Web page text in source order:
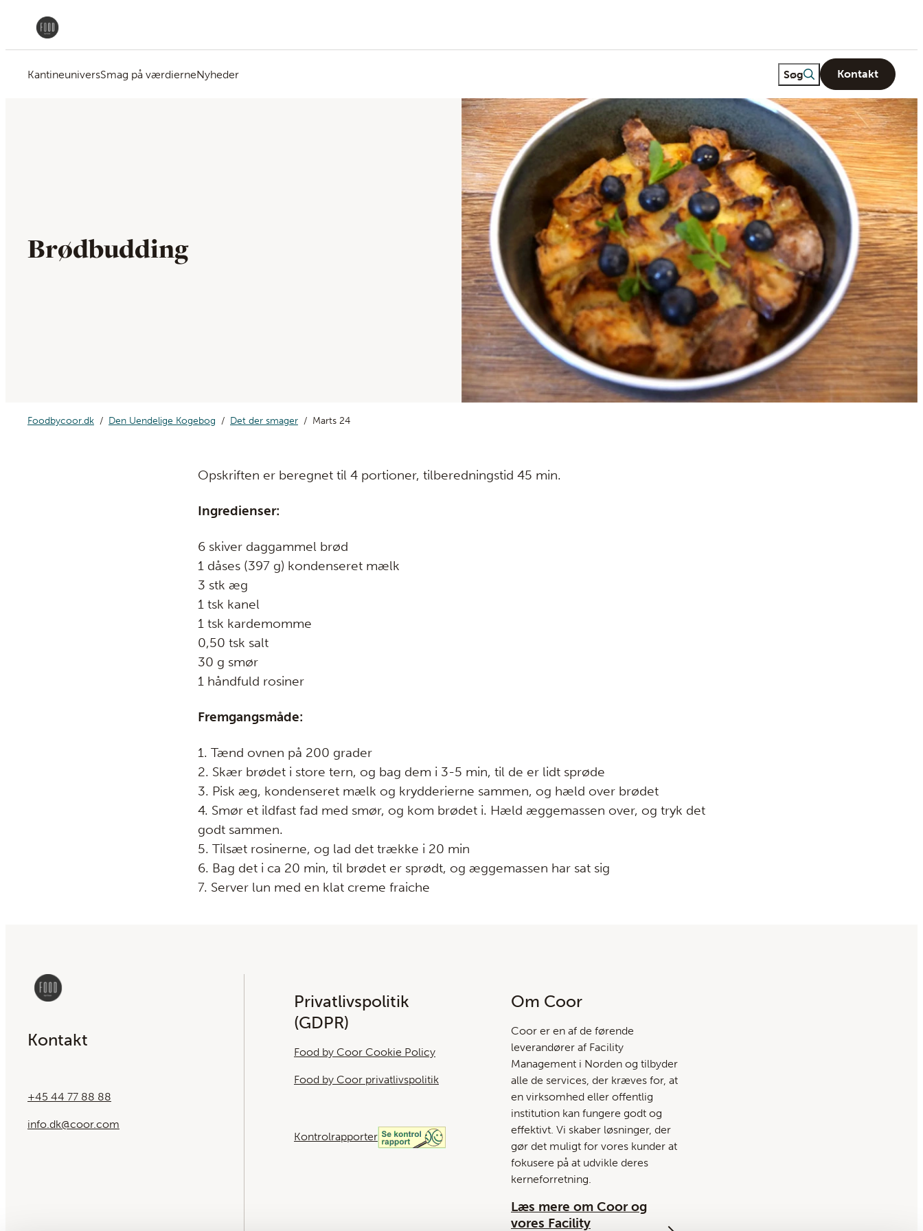
KantineuniversSmag på værdierneNyheder Søg
Freetext searchKontakt
Brødbudding
Foodbycoor.dk Den Uendelige Kogebog Det der smager Marts 24
Opskriften er beregnet til 4 portioner, tilberedningstid 45 min.
Ingredienser:
6 skiver daggammel brød
1 dåses (397 g) kondenseret mælk
3 stk æg
1 tsk kanel
1 tsk kardemomme
0,50 tsk salt
30 g smør
1 håndfuld rosiner
Fremgangsmåde:
1. Tænd ovnen på 200 grader
2. Skær brødet i store tern, og bag dem i 3-5 min, til de er lidt sprøde
3. Pisk æg, kondenseret mælk og krydderierne sammen, og hæld over brødet
4. Smør et ildfast fad med smør, og kom brødet i. Hæld æggemassen over, og tryk det
godt sammen.
5. Tilsæt rosinerne, og lad det trække i 20 min
6. Bag det i ca 20 min, til brødet er sprødt, og æggemassen har sat sig
7. Server lun med en klat creme fraiche
Kontakt
+45 44 77 88 88
info.dk@coor.com
Privatlivspolitik
(GDPR)
Food by Coor Cookie Policy
Food by Coor privatlivspolitik
Kontrolrapporter
Om Coor
Coor er en af ​​de førende
leverandører af Facility
Management i Norden og tilbyder
alle de services, der kræves for, at
en virksomhed eller offentlig
institution kan fungere godt og
effektivt. Vi skaber løsninger, der
gør det muligt for vores kunder at
fokusere på at udvikle deres
kerneforretning.
Læs mere om Coor og
vores Facility